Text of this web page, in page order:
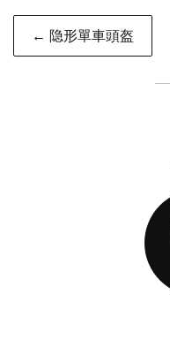
Post
navigation
← 隐形單車頭盔